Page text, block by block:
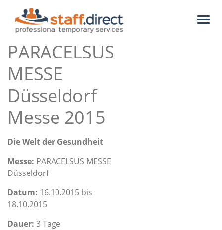
Toggle
PARACELSUS
MESSE
Düsseldorf
Messe 2015
Die Welt der Gesundheit
Messe: PARACELSUS MESSE
Düsseldorf
Datum: 16.10.2015 bis
18.10.2015
Dauer: 3 Tage